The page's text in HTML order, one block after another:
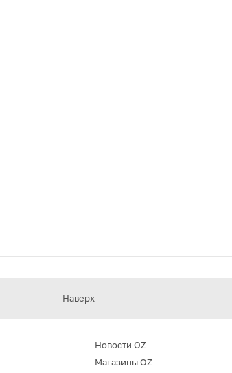
Наверх
Новости OZ
Магазины OZ